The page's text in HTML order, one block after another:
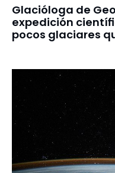
Glacióloga de
expedición
pocos glaciares